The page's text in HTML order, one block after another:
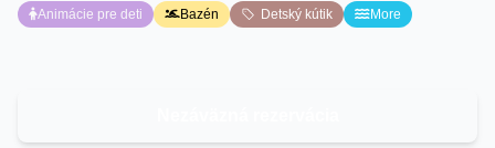
Animácie pre deti Bazén Detský kútik More